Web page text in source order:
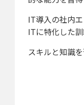
IT導入の社内
ITに特化した訓
スキルと知識